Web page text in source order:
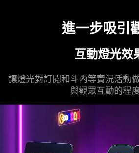
進一步吸引
互動燈光效
讓燈光對訂閱和斗內等實況活動
與觀眾互動的程